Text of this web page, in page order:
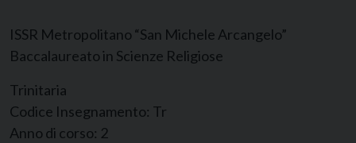
ISSR Metropolitano “San Michele Arcangelo”
Baccalaureato in Scienze Religiose
Trinitaria
Codice Insegnamento: Tr
Anno di corso: 2